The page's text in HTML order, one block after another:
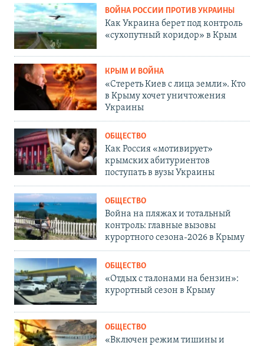
ВОЙНА РОССИИ ПРОТИВ УКРАИНЫ
Как Украина берет под контроль
«сухопутный коридор» в Крым
КРЫМ И ВОЙНА
«Стереть Киев с лица земли». Кто
в Крыму хочет уничтожения
Украины
ОБЩЕСТВО
Как Россия «мотивирует»
крымских абитуриентов
поступать в вузы Украины
ОБЩЕСТВО
Война на пляжах и тотальный
контроль: главные вызовы
курортного сезона-2026 в Крыму
ОБЩЕСТВО
«Отдых с талонами на бензин»:
курортный сезон в Крыму
ОБЩЕСТВО
«Включен режим тишины и